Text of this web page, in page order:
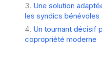
Une solution
les syndics bénévoles
Un tournant décisif
copropriété moderne